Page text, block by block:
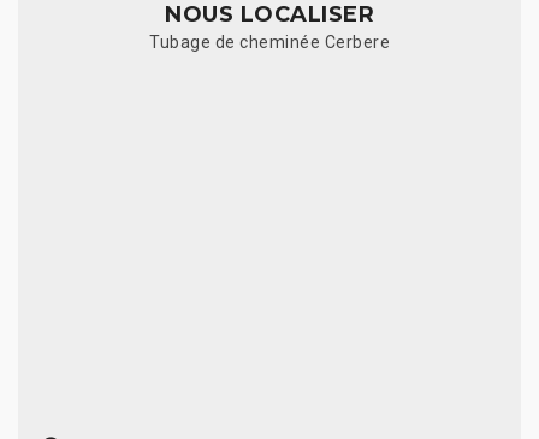
NOUS LOCALISER
Tubage de cheminée Cerbere